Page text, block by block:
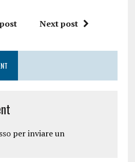
Next post
per inviare un